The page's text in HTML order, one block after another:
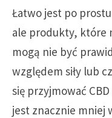
Łatwo jest po
ale produkty, które
mogą nie być
względem siły lub
się przyjmować
jest znacznie mniej